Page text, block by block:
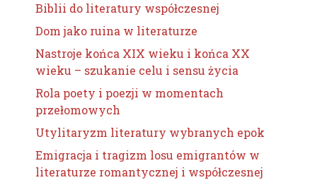
Biblii do literatury współczesnej
Dom jako ruina w literaturze
Nastroje końca XIX wieku i końca XX
wieku – szukanie celu i sensu życia
Rola poety i poezji w momentach
przełomowych
Utylitaryzm literatury wybranych epok
Emigracja i tragizm losu emigrantów w
literaturze romantycznej i współczesnej